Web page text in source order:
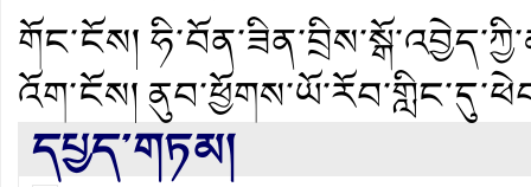
གོང་ངོས།
འོག་ངོས།
དཔྱད་གཏམ།